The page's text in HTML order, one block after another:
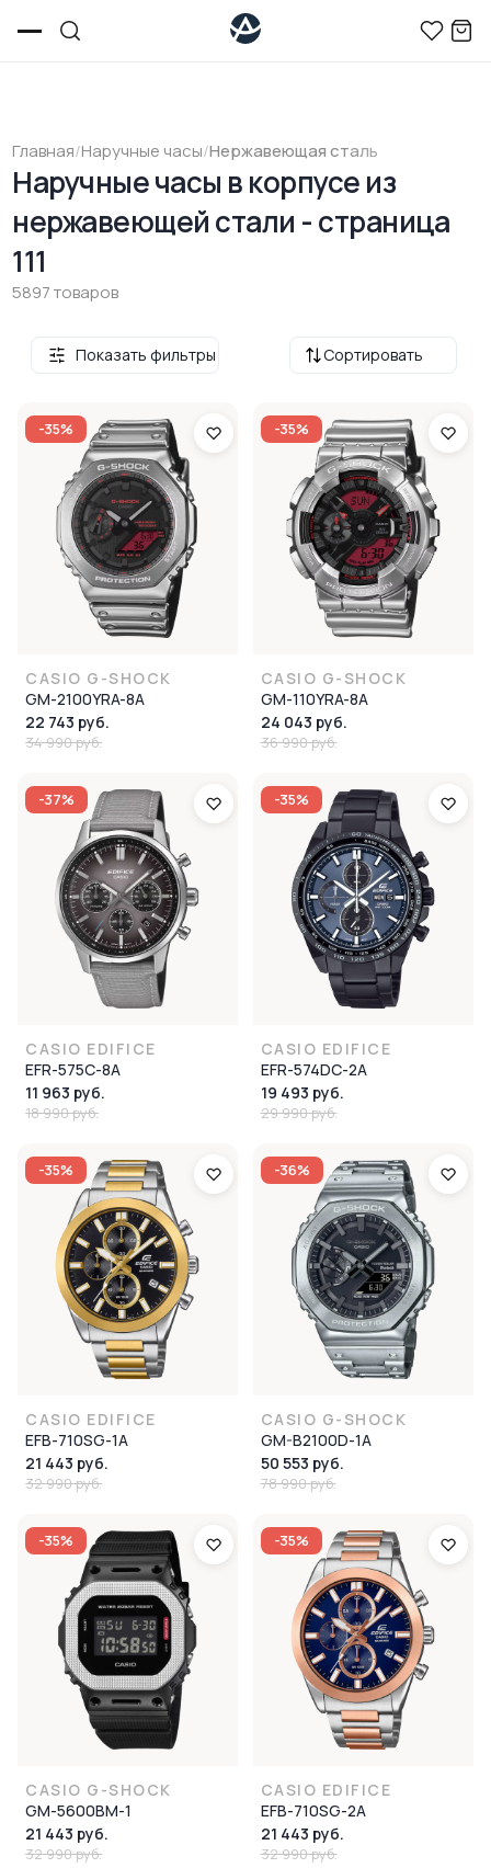
Главная/Наручные часы/Нержавеющая сталь
Наручные часы в корпусе из
нержавеющей стали - страница
111
5897 товаров
Сортировать
Показать фильтры
-35%
CASIO G-SHOCK
GM-2100YRA-8A
22 743 руб.
34 990 руб.
-35%
CASIO G-SHOCK
GM-110YRA-8A
24 043 руб.
36 990 руб.
-37%
CASIO EDIFICE
EFR-575C-8A
11 963 руб.
18 990 руб.
-35%
CASIO EDIFICE
EFR-574DC-2A
19 493 руб.
29 990 руб.
-35%
CASIO EDIFICE
EFB-710SG-1A
21 443 руб.
32 990 руб.
-36%
CASIO G-SHOCK
GM-B2100D-1A
50 553 руб.
78 990 руб.
-35%
CASIO G-SHOCK
GM-5600BM-1
21 443 руб.
32 990 руб.
-35%
CASIO EDIFICE
EFB-710SG-2A
21 443 руб.
32 990 руб.